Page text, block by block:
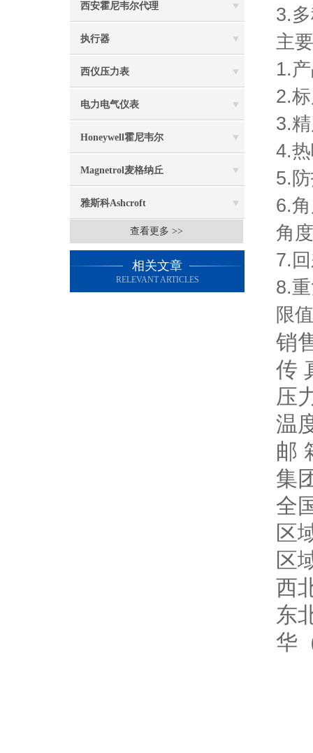
西安霍尼韦尔代理
执行器
西仪压力表
电力电气仪表
Honeywell霍尼韦尔
Magnetrol麦格纳丘
雅斯科Ashcroft
查看更多 >>
相关文章
RELEVANT ARTICLES
3.
主
1.
2.
3.
4.
5.
6.
角
7.
8.
限
销
传
压
温
邮
集
全
区
区
西
东
华